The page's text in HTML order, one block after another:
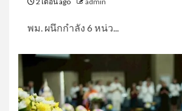
พม. ผนึกกำลัง 6 หน่ว...